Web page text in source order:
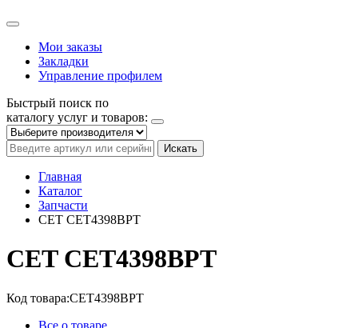
Мои заказы
Закладки
Управление профилем
Быстрый поиск по
каталогу услуг и товаров:
Искать
Главная
Каталог
Запчасти
CET CET4398BPT
CET CET4398BPT
Код товара:CET4398BPT
Все о товаре